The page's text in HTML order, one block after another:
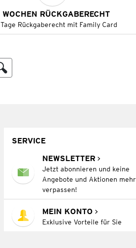
RÜCKGABERECHT
Rückgaberecht mit Family Card
SERVICE
NEWSLETTER
Jetzt abonnieren und keine
Angebote und Aktionen mehr
verpassen!
MEIN KONTO
Exklusive Vorteile für Sie